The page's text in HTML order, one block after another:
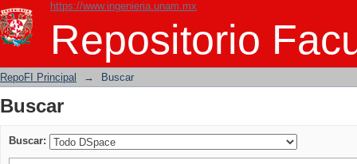
https://www.ingenieria.unam.mx
Repositorio
Buscar
RepoFI Principal → Buscar
Buscar
Buscar: